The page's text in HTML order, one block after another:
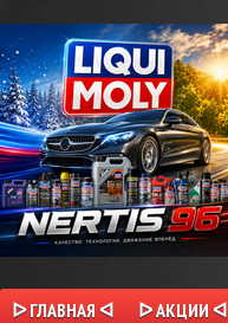
ᐅ ГЛАВНАЯ ᐊ ᐅ АКЦИИ ᐊ